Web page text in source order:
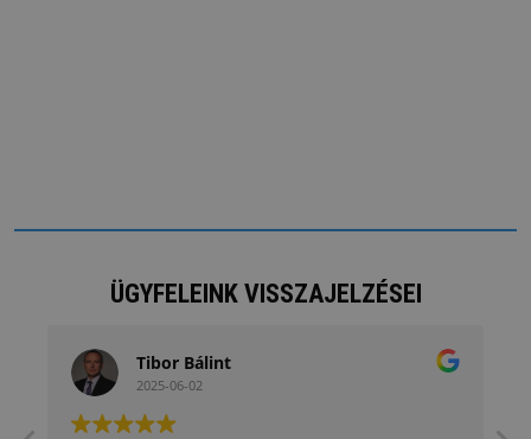
ÜGYFELEINK VISSZAJELZÉSEI
Tibor Bálint
2025-06-02